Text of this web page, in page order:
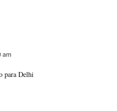
am
para Delhi